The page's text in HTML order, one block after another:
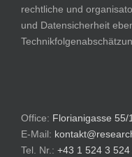
rechtliche und
und Datensicherheit
Office: Florianigasse 55/
E-Mail:
Tel. Nr.: +43 1 524 3 524